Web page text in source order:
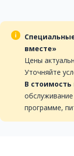
вместе»
Цены
Уточняйте
В
программе,